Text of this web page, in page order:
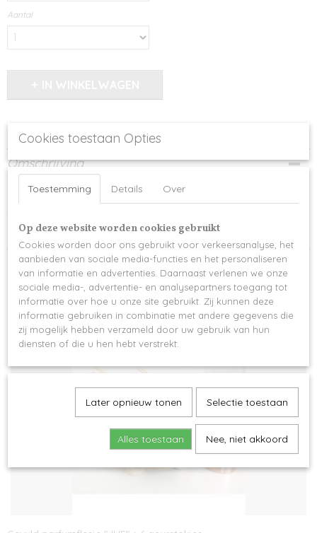
Aantal
Specificaties
Omschrijving
Houten pennenhouder met de tekst "Merci beau koe"
Gevuld met kleurpotloden of droogbloemen -> meerprijs
Ook interessant
Cookies toestaan Opties
Toestemming Details Over
Op deze website worden cookies gebruikt
Cookies worden door ons gebruikt voor verkeersanalyse, het
aanbieden van sociale media-functies en het personaliseren
van informatie en advertenties. Daarnaast verlenen we onze
sociale media-, advertentie- en analysepartners toegang tot
informatie over hoe u onze site gebruikt. Zij kunnen deze
informatie gebruiken in combinatie met andere gegevens die
zij mogelijk hebben verzameld door uw gebruik van hun
diensten of die u hen hebt verstrekt.
Later opnieuw tonen Selectie toestaan
Alles toestaan Nee, niet akkoord